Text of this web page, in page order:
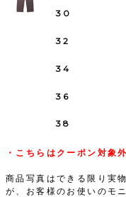
30
32
34
36
38
・こちらはクーポン対象
商品写真はできる限り実
が、お客様のお使いのモ